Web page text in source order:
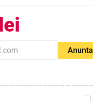
lei